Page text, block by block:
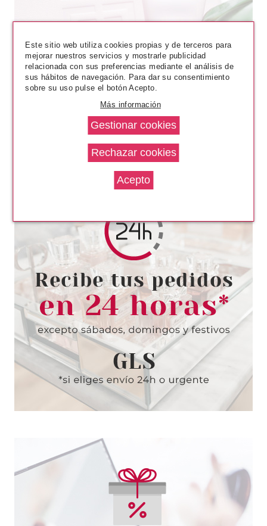
CLARINS DOUBLE SERUM
CONCENTRADO ANTIEDAD
TEXTURA LIGERA 50 ML
Pvr 147.00€
-46%
desde
79.75€
CLARINS
CLARINS SKIN ILLUSION
TINTED TRATAMIENTO
ILUMINADOR ANTIEDAD SPF25
7 40 ML
Pvr 46.00€
-40%
desde
27.60€
SISLEY
SISLEY HUILE PRÉCIEUSE À LA
ROSE NOIR 25 ML
Este sitio web utiliza cookies propias y de terceros para
mejorar nuestros servicios y mostrarle publicidad
relacionada con sus preferencias mediante el análisis de
sus hábitos de navegación. Para dar su consentimiento
sobre su uso pulse el botón Acepto.
Más información